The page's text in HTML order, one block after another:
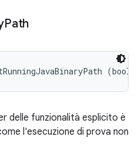
Path
delle funzionalità esplicito è
l'esecuzione di prova non